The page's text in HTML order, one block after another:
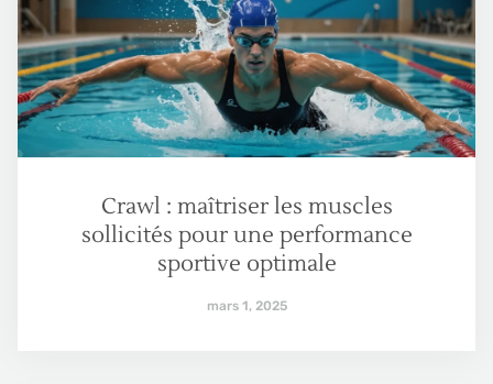
Crawl : maîtriser les muscles
sollicités pour une performance
sportive optimale
mars 1, 2025